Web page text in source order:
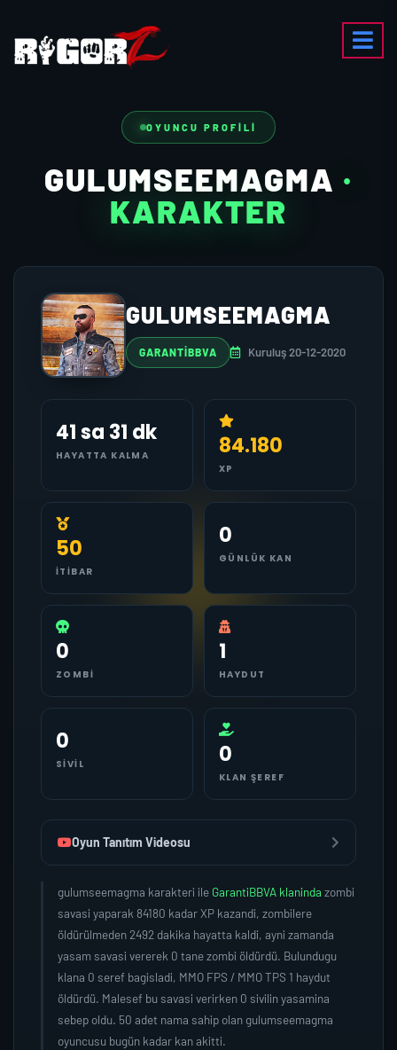
OYUNCU PROFILI
GULUMSEEMAGMA ·
KARAKTER
GULUMSEEMAGMA
GARANTIBBVA Kuruluş 20-12-2020
41 sa 31 dk
HAYATTA KALMA 84.180
XP
50
İTIBAR
0
GÜNLÜK KAN
0
ZOMBI
1
HAYDUT
0
SIVIL 0
KLAN ŞEREF
Oyun Tanıtım Videosu
gulumseemagma karakteri ile GarantiBBVA klaninda zombi
savasi yaparak 84180 kadar XP kazandi, zombilere
öldürülmeden 2492 dakika hayatta kaldi, ayni zamanda
yasam savasi vererek 0 tane zombi öldürdü. Bulundugu
klana 0 seref bagisladi, MMO FPS / MMO TPS 1 haydut
öldürdü. Malesef bu savasi verirken 0 sivilin yasamina
sebep oldu. 50 adet nama sahip olan gulumseemagma
oyuncusu bugün kadar kan akitti.